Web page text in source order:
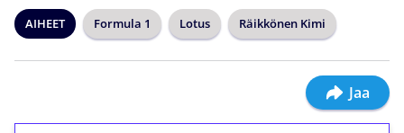
AIHEET Formula 1 Lotus Räikkönen Kimi
Jaa